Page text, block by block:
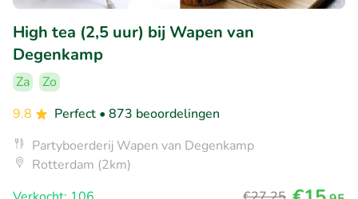
High tea (2,5 uur) bij Wapen van
Degenkamp
Za
Zo
9.8
Perfect • 873 beoordelingen
Partyboerderij Wapen van Degenkamp
Rotterdam (2km)